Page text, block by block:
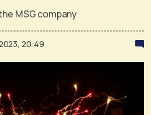
MSG company
20:49